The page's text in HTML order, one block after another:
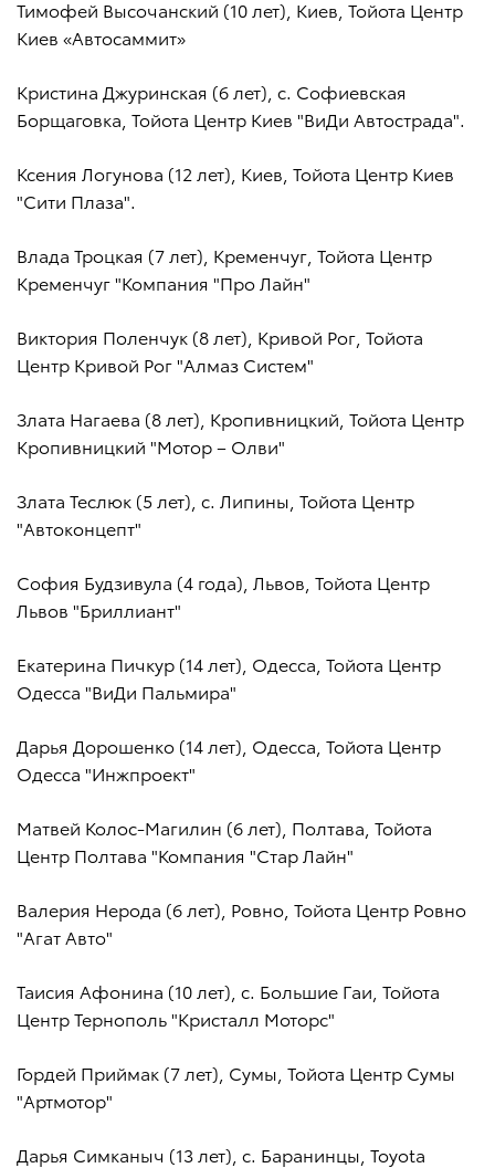
Тимофей Высочанский (10 лет), Киев, Тойота Центр
Киев «Автосаммит»
Кристина Джуринская (6 лет), с. Софиевская
Борщаговка, Тойота Центр Киев "ВиДи Автострада".
Ксения Логунова (12 лет), Киев, Тойота Центр Киев
"Сити Плаза".
Влада Троцкая (7 лет), Кременчуг, Тойота Центр
Кременчуг "Компания "Про Лайн"
Виктория Поленчук (8 лет), Кривой Рог, Тойота
Центр Кривой Рог "Алмаз Систем"
Злата Нагаева (8 лет), Кропивницкий, Тойота Центр
Кропивницкий "Мотор – Олви"
Злата Теслюк (5 лет), с. Липины, Тойота Центр
"Автоконцепт"
София Будзивула (4 года), Львов, Тойота Центр
Львов "Бриллиант"
Екатерина Пичкур (14 лет), Одесса, Тойота Центр
Одесса "ВиДи Пальмира"
Дарья Дорошенко (14 лет), Одесса, Тойота Центр
Одесса "Инжпроект"
Матвей Колос-Магилин (6 лет), Полтава, Тойота
Центр Полтава "Компания "Стар Лайн"
Валерия Нерода (6 лет), Ровно, Тойота Центр Ровно
"Агат Авто"
Таисия Афонина (10 лет), с. Большие Гаи, Тойота
Центр Тернополь "Кристалл Моторс"
Гордей Приймак (7 лет), Сумы, Тойота Центр Сумы
"Артмотор"
Дарья Симканыч (13 лет), с. Баранинцы, Toyota